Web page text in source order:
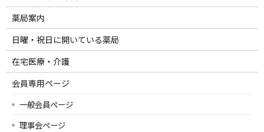
薬局案内
日曜・祝日に開いている薬局
在宅医療・介護
会員専用ページ
一般会員ページ
理事会ページ